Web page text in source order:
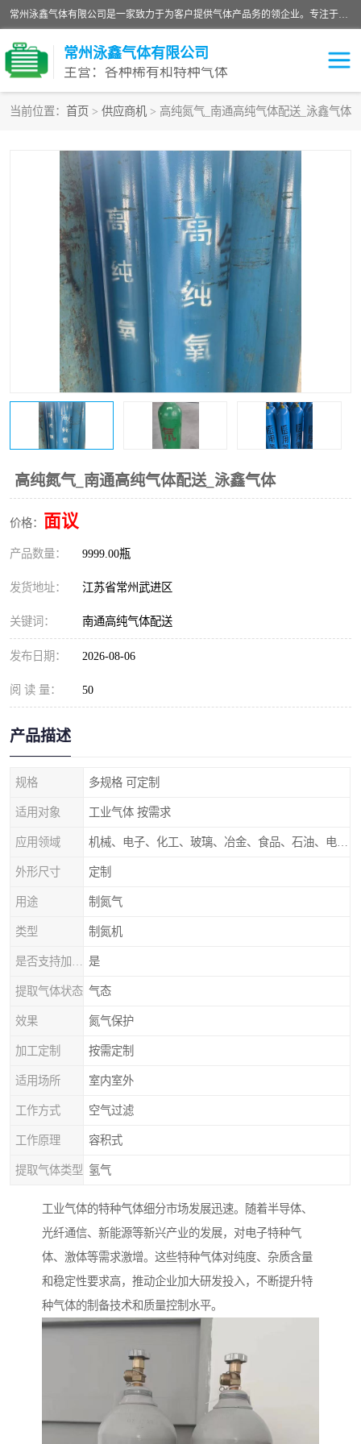
常州泳鑫气体有限公司是一家致力于为客户提供气体产品务的领企业。专注于环氧乙烷剂、环氧乙烷、高纯气体以及稀有和特种气体的研发、生产、销售和配送，产品广泛应用于医疗、电子、科研、化工、食品等多个领域。主要产品有：环氧乙烷灭菌剂，环氧乙烷，高纯氩，氮，氪，氙，氖，氘，笑，氦，氢，氧等各种稀有和特种气体。
常州泳鑫气体有限公司
主营：各种稀有和特种气体
当前位置： 首页 > 供应商机 > 高纯氮气_南通高纯气体配送_泳鑫气体
高纯氮气_南通高纯气体配送_泳鑫气体
价格： 面议
产品数量： 9999.00瓶
发货地址： 江苏省常州武进区
关键词： 南通高纯气体配送
发布日期： 2026-08-06
阅 读 量： 50
产品描述
规格 多规格 可定制
适用对象 工业气体 按需求
应用领域
外形尺寸 定制
用途 制氮气
类型 制氮机
是
提取气体状态 气态
效果 氮气保护
加工定制 按需定制
适用场所 室内室外
工作方式 空气过滤
工作原理 容积式
提取气体类型 氢气
工业气体的特种气体细分市场发展迅速。随着半导体、
光纤通信、新能源等新兴产业的发展，对电子特种气
体、激体等需求激增。这些特种气体对纯度、杂质含量
和稳定性要求高，推动企业加大研发投入，不断提升特
种气体的制备技术和质量控制水平。​
环氧乙烷灭菌剂 高纯氩气
高纯氮气